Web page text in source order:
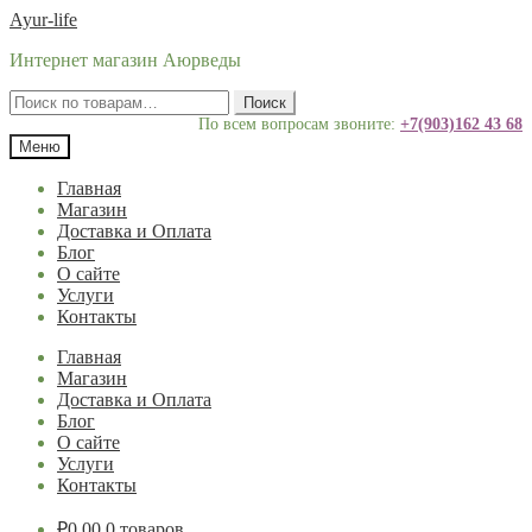
Перейти
навигации
Перейти
содержимому
Ayur-life
Интернет магазин Аюрведы
Искать:
Поиск
По всем вопросам звоните: +7(903)162 43 68
Меню
Главная
Магазин
Доставка и Оплата
Блог
О сайте
Услуги
Контакты
Главная
Магазин
Доставка и Оплата
Блог
О сайте
Услуги
Контакты